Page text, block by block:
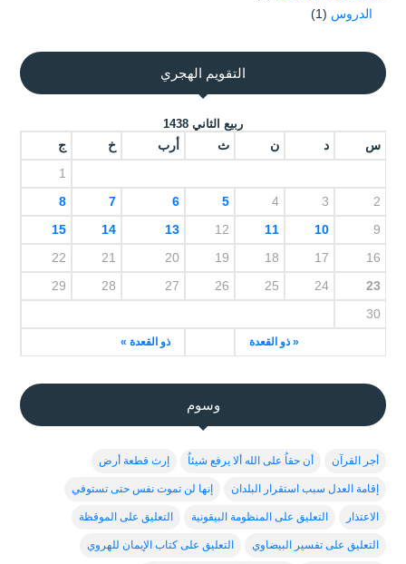
الدروس (1)
التقويم الهجري
ربيع الثاني 1438
س د ن ث أرب خ ج
« ذو القعدة ذو القعدة »
1
2
3
4
5
6
7
8
9
10
11
12
13
14
15
16
17
18
19
20
21
22
23
24
25
26
27
28
29
30
وسوم
أجر القرآن أن حقاُ على الله ألا يرفع شيئاُ إرث قطعة أرض
إقامة العدل سبب استقرار البلدان إنها لن تموت نفس حتى تستوفي
الاعتذار التعليق على المنظومة البيقونية التعليق على الموقظة
التعليق على تفسير البيضاوي التعليق على كتاب الإيمان للهروي